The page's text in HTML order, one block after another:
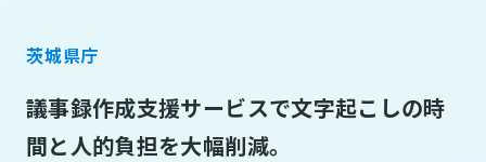
茨城県庁
議事録作成支援サービスで文字起こしの時
間と人的負担を大幅削減。